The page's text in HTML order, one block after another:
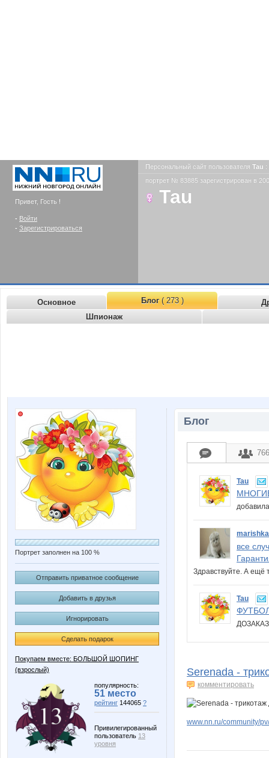
Привет, Гость !
- Войти
- Зарегистрироваться
Персональный сайт пользователя Tau :
портрет № 83885 зарегистрирован в
Tau
Основное Блог( 273 )
Шпионаж
Портрет заполнен на 100 %
Отправить приватное сообщение
Добавить в друзья
Игнорировать
Сделать подарок
Покупаем вместе: БОЛЬШОЙ ШОПИНГ
(взрослый)
популярность:
51 место
рейтинг 144065 ?
Привилегированный
пользователь 13
уровня
Блог
Tau
все
Здравствуйте. А ещё
Tau
Serenada -
комментировать
www.nn.ru/community/